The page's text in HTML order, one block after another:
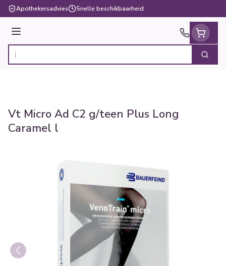
Ga naar de inhoud
Apothekersadvies Snelle beschikbaarheid
Menu
Product, merk, categorie... Zoek
Vt Micro Ad C2 g/teen Plus Long
Caramel l